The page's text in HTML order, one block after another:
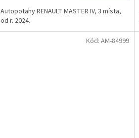
Autopotahy RENAULT MASTER IV, 3 místa,
od r. 2024.
Kód: AM-84999